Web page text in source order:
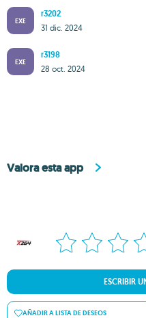
EXE
r3202
31 dic. 2024
EXE
r3198
28 oct. 2024
Valora esta app
ESCRIBIR
AÑADIR A LISTA DE DESEOS